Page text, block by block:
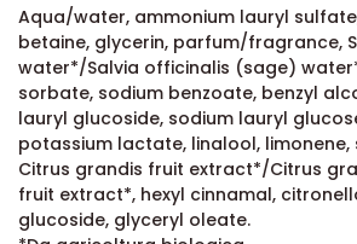
Aqua/water, ammonium lauryl
betaine, glycerin, parfum/fragrance,
water*/Salvia officinalis (sage)
sorbate, sodium benzoate, benzyl
lauryl glucoside, sodium lauryl
potassium lactate, linalool,
Citrus grandis fruit extract*/Citrus
fruit extract*, hexyl cinnamal,
glucoside, glyceryl oleate.